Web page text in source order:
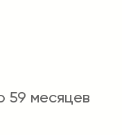
59 месяцев